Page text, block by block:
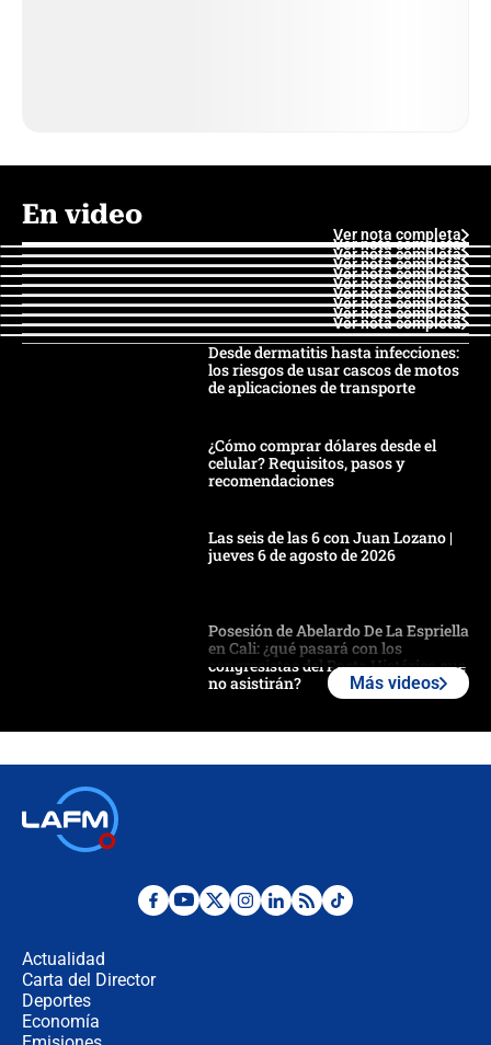
En video
Ver nota completa
Ver nota completa
Ver nota completa
Ver nota completa
Ver nota completa
Ver nota completa
Ver nota completa
Ver nota completa
Ver nota completa
Ver nota completa
Desde dermatitis hasta infecciones:
los riesgos de usar cascos de motos
de aplicaciones de transporte
¿Cómo comprar dólares desde el
celular? Requisitos, pasos y
recomendaciones
Las seis de las 6 con Juan Lozano |
jueves 6 de agosto de 2026
Posesión de Abelardo De La Espriella
en Cali: ¿qué pasará con los
congresistas del Pacto Histórico que
no asistirán?
¿Por qué De la Espriella gobernará
Más videos
Actualidad
Carta del Director
Deportes
Economía